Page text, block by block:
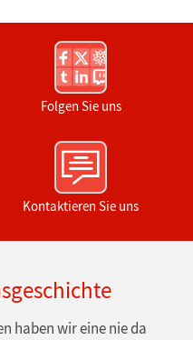
Folgen Sie uns
Kontaktieren Sie uns
haben wir eine nie da